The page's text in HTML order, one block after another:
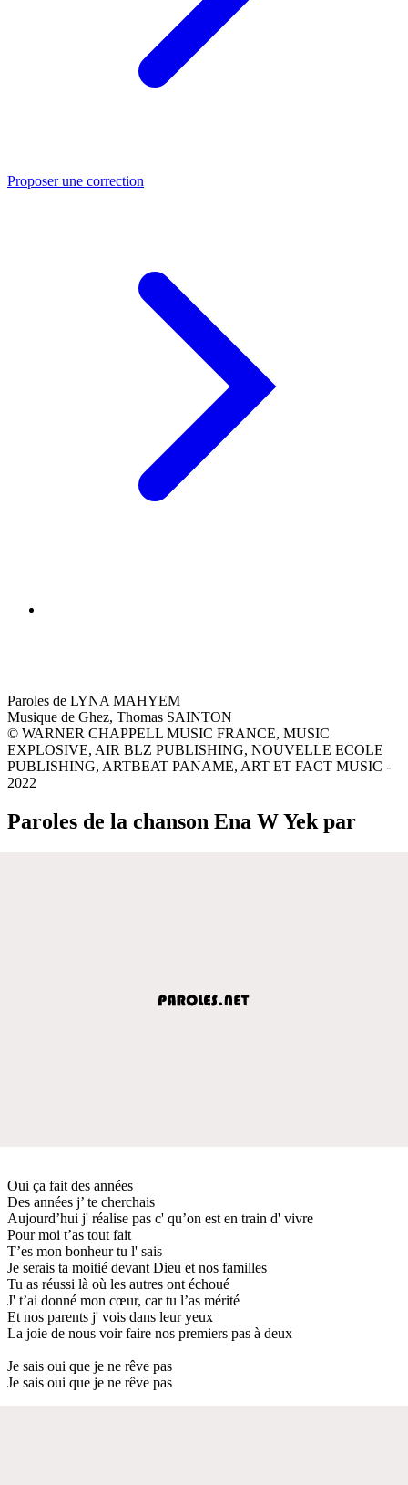
Proposer une correction
Paroles de LYNA MAHYEM
Musique de Ghez, Thomas SAINTON
© WARNER CHAPPELL MUSIC FRANCE, MUSIC
EXPLOSIVE, AIR BLZ PUBLISHING, NOUVELLE ECOLE
PUBLISHING, ARTBEAT PANAME, ART ET FACT MUSIC -
2022
Paroles de la chanson Ena W Yek par
Oui ça fait des années
Des années j’ te cherchais
Aujourd’hui j' réalise pas c' qu’on est en train d' vivre
Pour moi t’as tout fait
T’es mon bonheur tu l' sais
Je serais ta moitié devant Dieu et nos familles
Tu as réussi là où les autres ont échoué
J' t’ai donné mon cœur, car tu l’as mérité
Et nos parents j' vois dans leur yeux
La joie de nous voir faire nos premiers pas à deux
Je sais oui que je ne rêve pas
Je sais oui que je ne rêve pas